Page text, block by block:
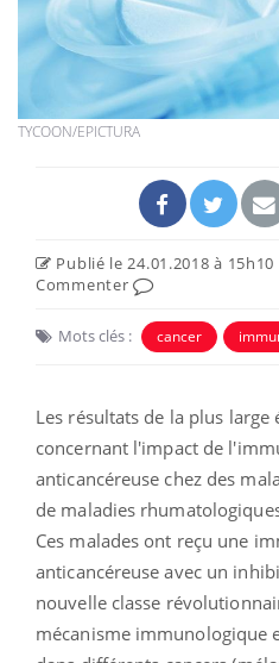
TYCOON/EPICTURA
Publié le 24.01.2018 à 15h10
Commenter
Mots clés : cancer
Les résultats de la plus
concernant l'impact de
anticancéreuse chez des
de maladies
Ces malades ont reçu une
anticancéreuse avec un
nouvelle classe
mécanisme immunologique